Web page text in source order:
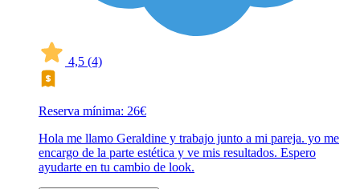
4,5 (4)
Reserva mínima: 26€
Hola me llamo Geraldine y trabajo junto a mi pareja. yo me
encargo de la parte estética y ve mis resultados. Espero
ayudarte en tu cambio de look.